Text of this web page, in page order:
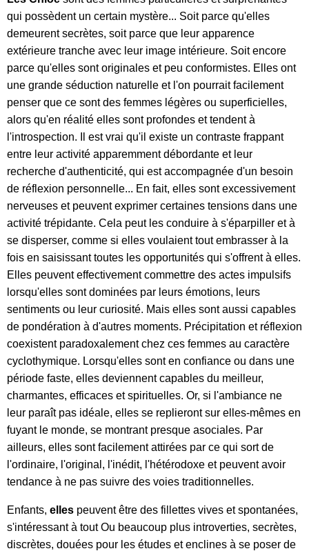
qui possèdent un certain mystère... Soit parce qu'elles
demeurent secrètes, soit parce que leur apparence
extérieure tranche avec leur image intérieure. Soit encore
parce qu'elles sont originales et peu conformistes. Elles ont
une grande séduction naturelle et l'on pourrait facilement
penser que ce sont des femmes légères ou superficielles,
alors qu'en réalité elles sont profondes et tendent à
l'introspection. Il est vrai qu'il existe un contraste frappant
entre leur activité apparemment débordante et leur
recherche d'authenticité, qui est accompagnée d'un besoin
de réflexion personnelle... En fait, elles sont excessivement
nerveuses et peuvent exprimer certaines tensions dans une
activité trépidante. Cela peut les conduire à s'éparpiller et à
se disperser, comme si elles voulaient tout embrasser à la
fois en saisissant toutes les opportunités qui s'offrent à elles.
Elles peuvent effectivement commettre des actes impulsifs
lorsqu'elles sont dominées par leurs émotions, leurs
sentiments ou leur curiosité. Mais elles sont aussi capables
de pondération à d'autres moments. Précipitation et réflexion
coexistent paradoxalement chez ces femmes au caractère
cyclothymique. Lorsqu'elles sont en confiance ou dans une
période faste, elles deviennent capables du meilleur,
charmantes, efficaces et spirituelles. Or, si l'ambiance ne
leur paraît pas idéale, elles se replieront sur elles-mêmes en
fuyant le monde, se montrant presque asociales. Par
ailleurs, elles sont facilement attirées par ce qui sort de
l'ordinaire, l'original, l'inédit, l'hétérodoxe et peuvent avoir
tendance à ne pas suivre des voies traditionnelles.
Enfants, elles peuvent être des fillettes vives et spontanées,
s'intéressant à tout Ou beaucoup plus introverties, secrètes,
discrètes, douées pour les études et enclines à se poser de